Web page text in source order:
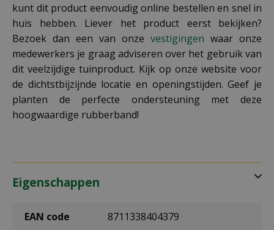
kunt dit product eenvoudig online bestellen en snel in
huis hebben. Liever het product eerst bekijken?
Bezoek dan een van onze vestigingen waar onze
medewerkers je graag adviseren over het gebruik van
dit veelzijdige tuinproduct. Kijk op onze website voor
de dichtstbijzijnde locatie en openingstijden. Geef je
planten de perfecte ondersteuning met deze
hoogwaardige rubberband!
Eigenschappen
EAN code 8711338404379